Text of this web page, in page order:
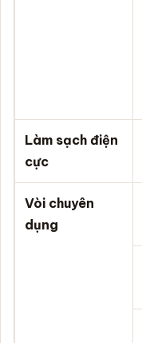
Làm sạch điện
cực
Vòi chuyên
dụng